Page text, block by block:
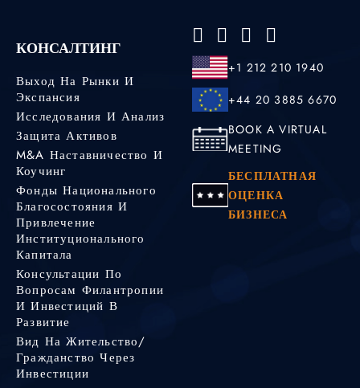
КОНСАЛТИНГ
Выход На Рынки И
Экспансия
Исследования И Анализ
Защита Активов
M&A Наставничество И
Коучинг
Фонды Национального
Благосостояния И
Привлечение
Институционального
Капитала
Консультации По
Вопросам Филантропии
И Инвестиций В
Развитие
Вид На Жительство/
Гражданство Через
Инвестиции
+1 212 210 1940
+44 20 3885 6670
BOOK A VIRTUAL
MEETING
БЕСПЛАТНАЯ
ОЦЕНКА
БИЗНЕСА